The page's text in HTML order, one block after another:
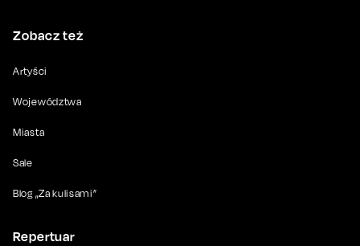
Zobacz też
Artyści
Województwa
Miasta
Sale
Blog „Za kulisami”
Repertuar